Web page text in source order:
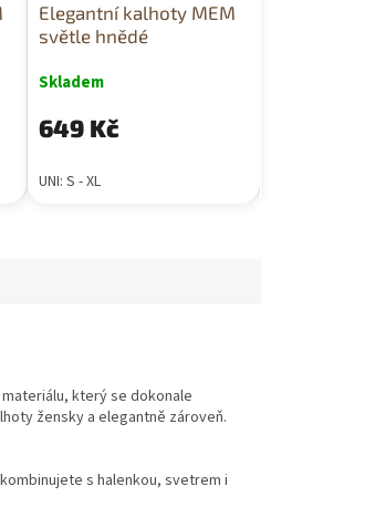
Elegantní kalhoty MEM
světle hnědé
Skladem
649 Kč
UNI: S - XL
který se dokonale
žensky a elegantně zároveň.
s halenkou, svetrem i